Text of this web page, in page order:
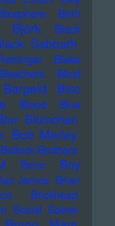
Birth
Björk
Black
Sabbath
Blake
Blind
Bloc
Blood
Blue
Blümchen
Bob Marley
Bollock Brothers
Bono
Boy
James Brian
Brickhead
Social Scene